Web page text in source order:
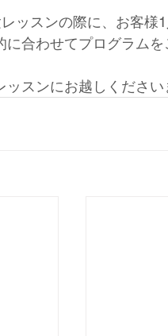
ッスンの際に、お客
に合わせてプログラムを
スンにお越しください